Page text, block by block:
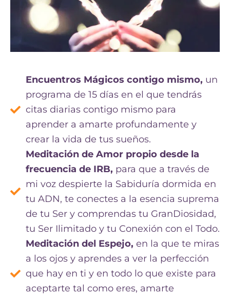
Encuentros Mágicos contigo mismo, un
programa de 15 días en el que tendrás
citas diarias contigo mismo para
aprender a amarte profundamente y
crear la vida de tus sueños.
Meditación de Amor propio desde la
frecuencia de IRB, para que a través de
mi voz despierte la Sabiduría dormida en
tu ADN, te conectes a la esencia suprema
de tu Ser y comprendas tu GranDiosidad,
tu Ser Ilimitado y tu Conexión con el Todo.
Meditación del Espejo, en la que te miras
a los ojos y aprendes a ver la perfección
que hay en ti y en todo lo que existe para
aceptarte tal como eres, amarte